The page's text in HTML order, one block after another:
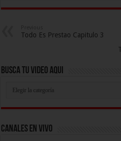
Todo Es Prestao Capitulo 3
Busca Tu Video Aqui
Aqui
Canales En Vivo